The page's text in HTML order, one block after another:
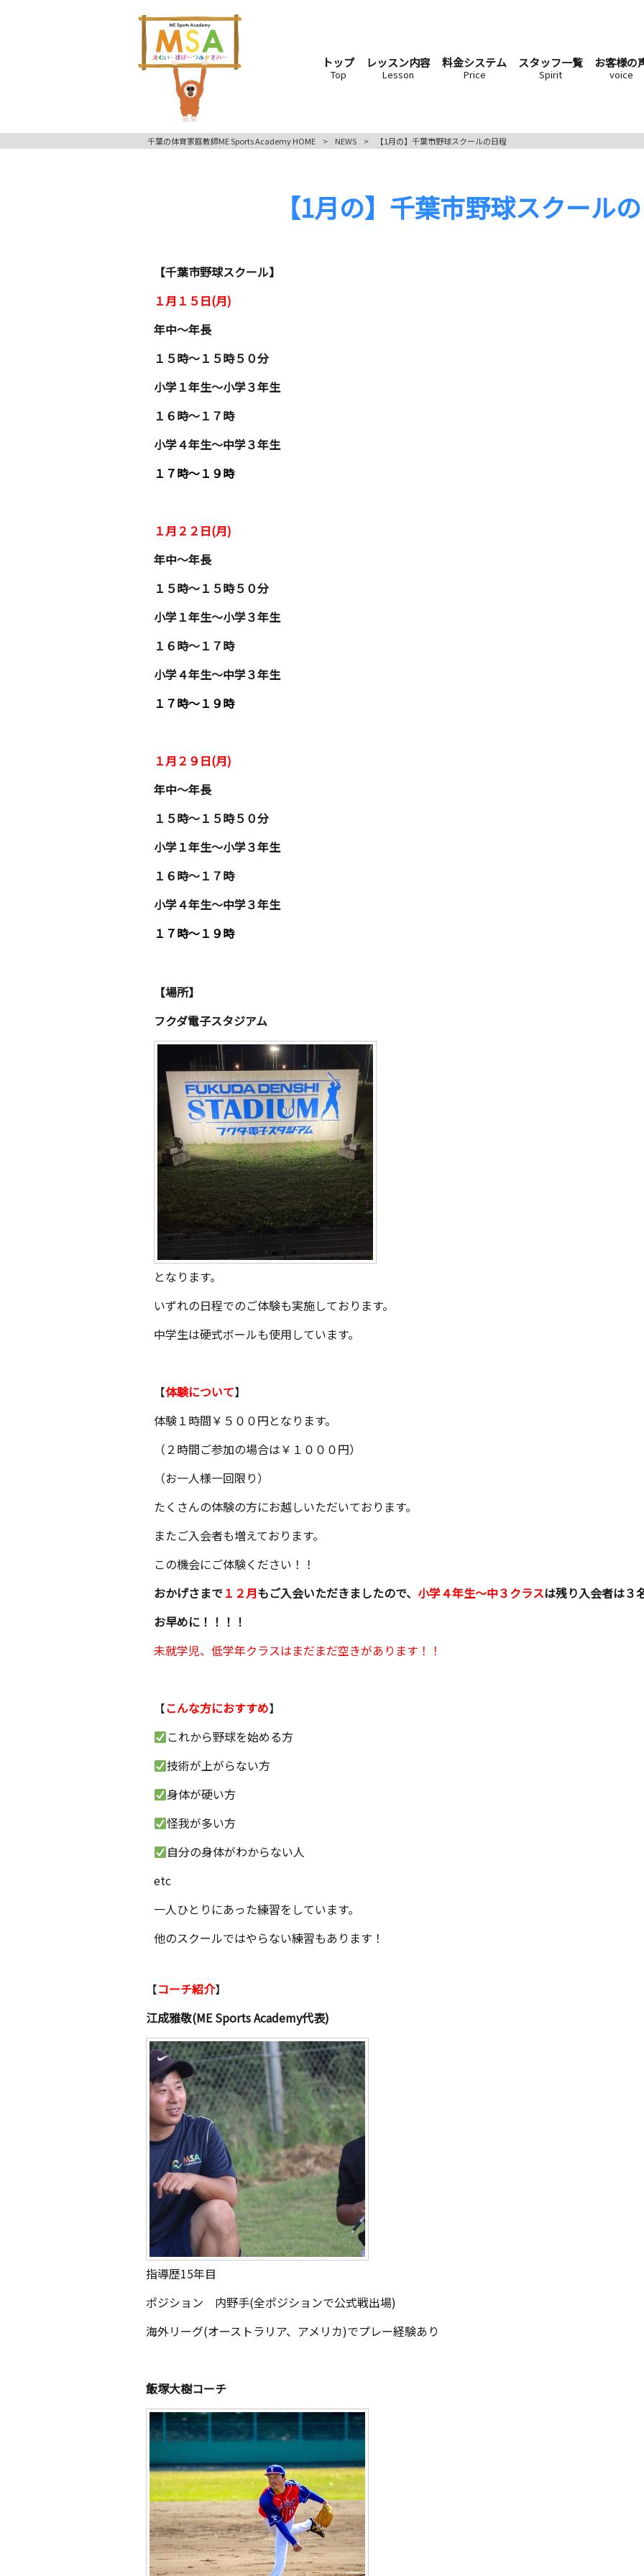
トップ
Top
レッスン内容
Lesson
料金システム
Price
スタッフ一覧
Spirit
お客様の
voice
千葉の体育家庭教師ME Sports Academy HOME > NEWS > 【1月の】千葉市野球スクールの日程
【1月の】千葉市野球スクール
【千葉市野球スクール】
１月１５日(月)
年中〜年長
１５時〜１５時５０分
小学１年生〜小学３年生
１６時〜１７時
小学４年生〜中学３年生
１７時〜１９時
１月２２日(月)
年中〜年長
１５時〜１５時５０分
小学１年生〜小学３年生
１６時〜１７時
小学４年生〜中学３年生
１７時〜１９時
１月２９日(月)
年中〜年長
１５時〜１５時５０分
小学１年生〜小学３年生
１６時〜１７時
小学４年生〜中学３年生
１７時〜１９時
【場所】
フクダ電子スタジアム
となります。
いずれの日程でのご体験も実施しております。
中学生は硬式ボールも使用しています。
【体験について】
体験１時間￥５００円となります。
（２時間ご参加の場合は￥１０００円）
（お一人様一回限り）
たくさんの体験の方にお越しいただいております。
またご入会者も増えております。
この機会にご体験ください！！
おかげさまで１２月もご入会いただきましたので、 小学４年生〜中３クラスは残り入会者は３
お早めに！！！！
未就学児、低学年クラスはまだまだ空きがあります！！
【こんな方におすすめ】
これから野球を始める方
技術が上がらない方
身体が硬い方
怪我が多い方
自分の身体がわからない人
etc
一人ひとりにあった練習をしています。
他のスクールではやらない練習もあります！
【コーチ紹介】
江成雅敬(ME Sports Academy代表)
指導歴15年目
ポジション 内野手(全ポジションで公式戦出場)
海外リーグ(オーストラリア、アメリカ)でプレー経験あり
飯塚大樹コーチ